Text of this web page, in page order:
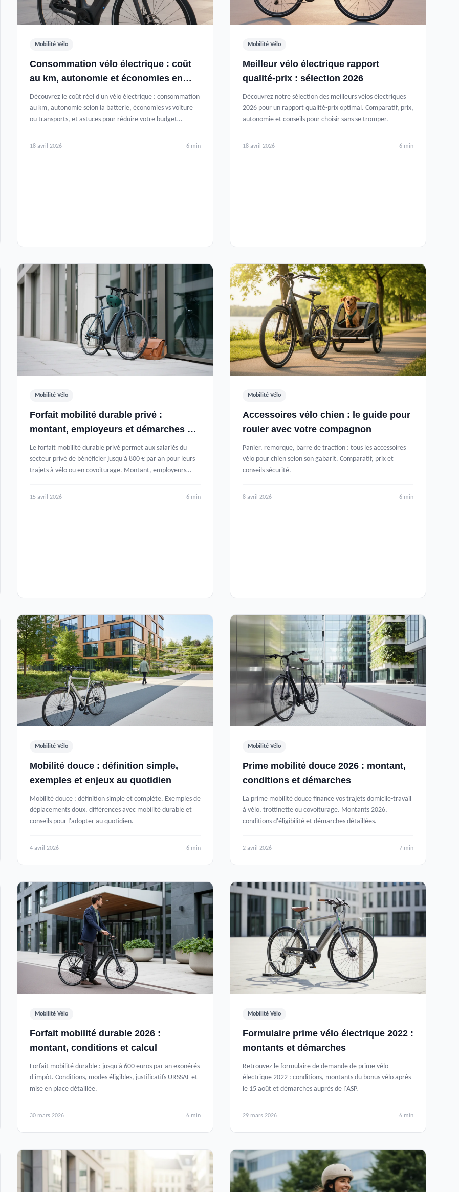
Mobilité Vélo
Consommation vélo électrique : coût
au km, autonomie et économies en
2026
Découvrez le coût réel d'un vélo électrique : consommation
au km, autonomie selon la batterie, économies vs voiture
ou transports, et astuces pour réduire votre budget
18 avril 2026 6 min
Mobilité Vélo
Meilleur vélo électrique rapport
qualité-prix : sélection 2026
Découvrez notre sélection des meilleurs vélos électriques
2026 pour un rapport qualité-prix optimal. Comparatif, prix,
autonomie et conseils pour choisir sans se tromper.
18 avril 2026 6 min
Mobilité Vélo
Forfait mobilité durable privé :
montant, employeurs et démarches en
2026
Le forfait mobilité durable privé permet aux salariés du
secteur privé de bénéficier jusqu'à 800 € par an pour leurs
trajets à vélo ou en covoiturage. Montant, employeurs
15 avril 2026 6 min
Mobilité Vélo
Accessoires vélo chien : le guide pour
rouler avec votre compagnon
Panier, remorque, barre de traction : tous les accessoires
vélo pour chien selon son gabarit. Comparatif, prix et
conseils sécurité.
8 avril 2026 6 min
Mobilité Vélo
Mobilité douce : définition simple,
exemples et enjeux au quotidien
Mobilité douce : définition simple et complète. Exemples de
déplacements doux, différences avec mobilité durable et
conseils pour l'adopter au quotidien.
4 avril 2026 6 min
Mobilité Vélo
Prime mobilité douce 2026 : montant,
conditions et démarches
La prime mobilité douce finance vos trajets domicile-travail
à vélo, trottinette ou covoiturage. Montants 2026,
conditions d'éligibilité et démarches détaillées.
2 avril 2026 7 min
Mobilité Vélo
Forfait mobilité durable 2026 :
montant, conditions et calcul
Forfait mobilité durable : jusqu'à 600 euros par an exonérés
d'impôt. Conditions, modes éligibles, justificatifs URSSAF et
mise en place détaillée.
30 mars 2026 6 min
Mobilité Vélo
Formulaire prime vélo électrique 2022 :
montants et démarches
Retrouvez le formulaire de demande de prime vélo
électrique 2022 : conditions, montants du bonus vélo après
le 15 août et démarches auprès de l'ASP.
29 mars 2026 6 min